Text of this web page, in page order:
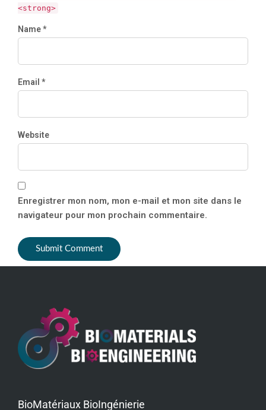
<strong>
Name *
Email *
Website
Enregistrer mon nom, mon e-mail et mon site dans le
navigateur pour mon prochain commentaire.
BioMatériaux BioIngénierie